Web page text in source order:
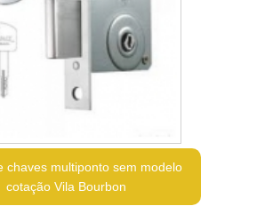
chaves multiponto sem modelo
cotação Vila Bourbon